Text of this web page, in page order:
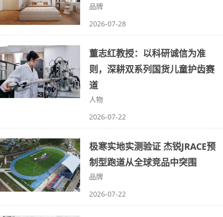
品牌
2026-07-28
董志红教授：以科研诚信为准
则，深耕双系列国货儿童护齿赛
道
人物
2026-07-22
极寒实地实测验证 杰锐JRACE预
制型跑道从全球竞品中突围
品牌
2026-07-22